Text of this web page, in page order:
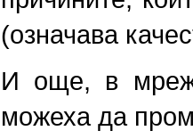
(означава
И още, в
можеха да